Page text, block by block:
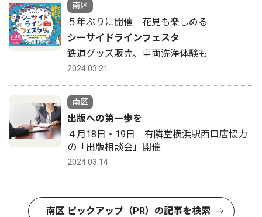
南区
５年ぶりに開催 花見も楽しめる
シーサイドラインフェスタ
鉄道グッズ販売、車両洗浄体験も
2024.03.21
南区
出版への第一歩を
４月18日・19日 有隣堂横浜駅西口店協力
の「出版相談会」開催
2024.03.14
南区 ピックアップ（PR）の記事を検索